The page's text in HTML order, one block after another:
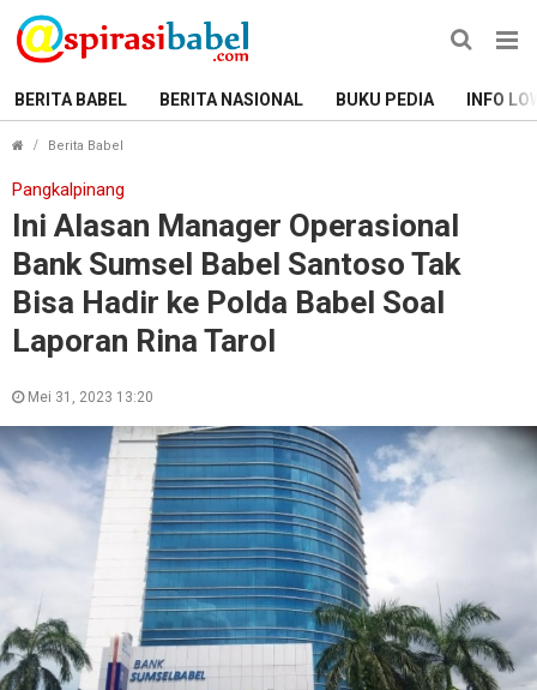
BERITA BABEL BERITA NASIONAL BUKU PEDIA INFO
Berita Babel
Pangkalpinang
Ini Alasan Manager Operasional
Bank Sumsel Babel Santoso Tak
Bisa Hadir ke Polda Babel Soal
Laporan Rina Tarol
Mei 31, 2023 13:20